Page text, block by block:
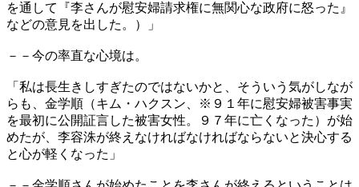
を通して『李さんが慰安婦請求権に無関心な政府に怒った』
などの意見を出した。）」
－－今の率直な心境は。
「私は長生きしすぎたのではないかと、そういう気がしなが
らも、金学順（キム・ハクスン、※９１年に慰安婦被害事実
を最初に公開証言した被害女性。９７年に亡くなった）が始
めたが、李容洙が終えなければなければならないと決心する
と心が軽くなった」